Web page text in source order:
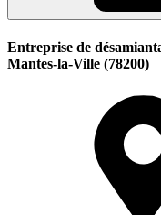
Entreprise de
Mantes-la-Ville (78200)